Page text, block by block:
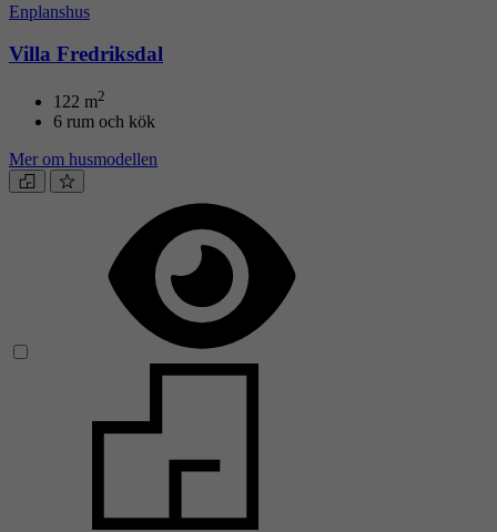
Enplanshus
Villa Fredriksdal
122 m2
6 rum och kök
Mer om husmodellen